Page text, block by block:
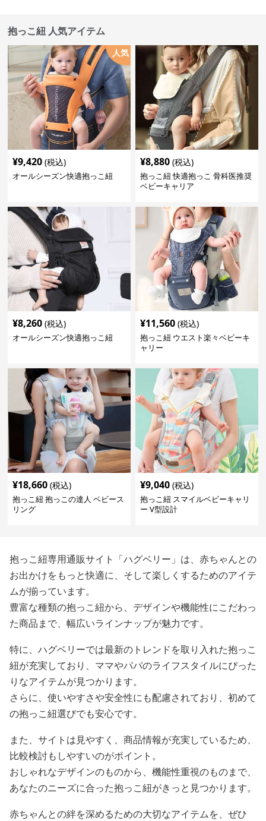
抱っこ紐 人気アイテム
人気
¥9,420 (税込)
オールシーズン快適抱っこ紐
¥8,880 (税込)
抱っこ紐 快適抱っこ 骨科医推奨
ベビーキャリア
¥8,260 (税込)
オールシーズン快適抱っこ紐
¥11,560 (税込)
抱っこ紐 ウエスト楽々ベビーキ
ャリー
¥18,660 (税込)
抱っこ紐 抱っこの達人 ベビース
リング
¥9,040 (税込)
抱っこ紐 スマイルベビーキャリ
ー V型設計
抱っこ紐専用通販サイト「ハグベリー」は、赤ちゃんとの
お出かけをもっと快適に、そして楽しくするためのアイテ
ムが揃っています。
豊富な種類の抱っこ紐から、デザインや機能性にこだわっ
た商品まで、幅広いラインナップが魅力です。
特に、ハグベリーでは最新のトレンドを取り入れた抱っこ
紐が充実しており、ママやパパのライフスタイルにぴった
りなアイテムが見つかります。
さらに、使いやすさや安全性にも配慮されており、初めて
の抱っこ紐選びでも安心です。
また、サイトは見やすく、商品情報が充実しているため、
比較検討もしやすいのがポイント。
おしゃれなデザインのものから、機能性重視のものまで、
あなたのニーズに合った抱っこ紐がきっと見つかります。
赤ちゃんとの絆を深めるための大切なアイテムを、ぜひ